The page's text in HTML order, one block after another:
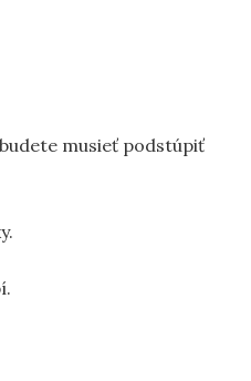
musieť podstúpiť